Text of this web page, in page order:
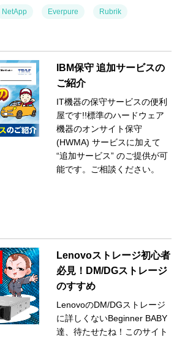
NetApp Everpure Rubrik
IBM保守 追加サービスの
ご紹介
IT機器の保守サービスの便利
屋です!!標準のハードウェア
機器のオンサイト保守
(HWMA) サービスに加えて
“追加サービス” のご提供が可
能です。ご相談ください。
Lenovoストレージ初心者
必見！DM/DGストレージ
のすすめ
LenovoのDM/DGストレージ
に詳しくないBeginner BABY
達、待たせたね！このサイト